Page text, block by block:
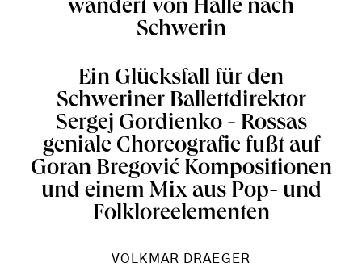
wandert von Halle nach
Schwerin
Ein Glücksfall für den
Schweriner Ballettdirektor
Sergej Gordienko - Rossas
geniale Choreografie fußt auf
Goran Bregović Kompositionen
und einem Mix aus Pop- und
Folkloreelementen
VOLKMAR DRAEGER